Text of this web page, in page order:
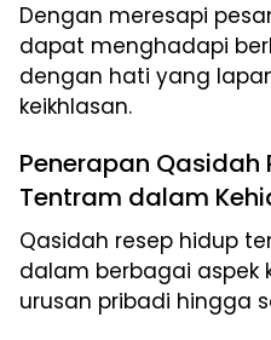
Dengan meresapi
dapat menghadapi
dengan hati yang
keikhlasan.
Penerapan Qasidah
Tentram dalam
Qasidah resep hidup
dalam berbagai aspek
urusan pribadi hingga